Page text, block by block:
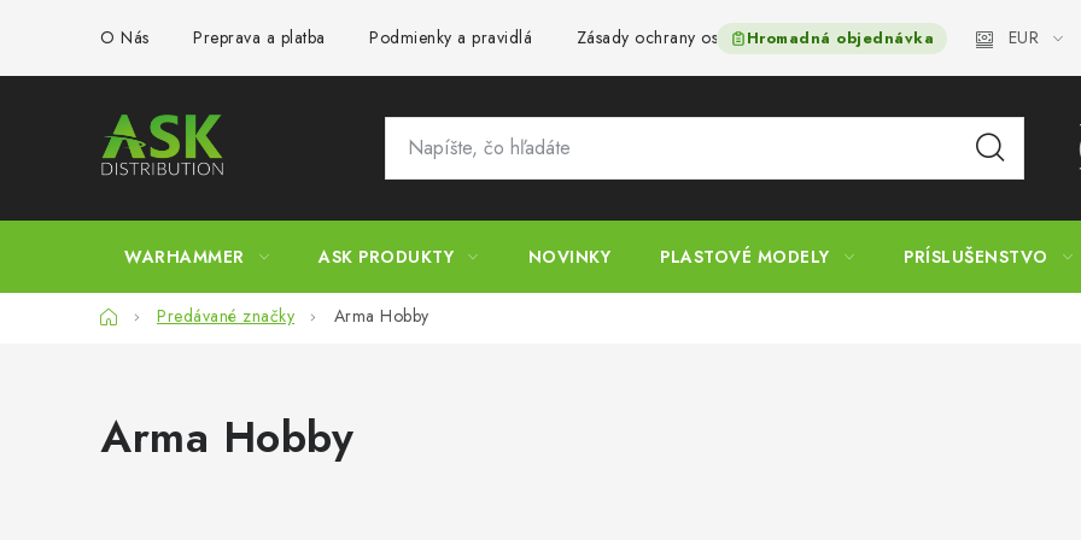
obsah
O Nás Preprava a platba Podmienky a pravidlá Zásady ochrany osobných údajov Postup pri podávaní sťažností
Hromadná objednávka EUR
WARHAMMER ASK PRODUKTY NOVINKY PLASTOVÉ MODELY PRÍSLUŠENSTVO
DomovPredávané značky Arma Hobby
Arma Hobby